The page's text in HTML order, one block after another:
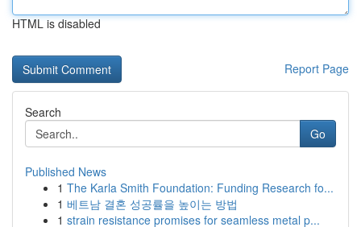
HTML is disabled
Report Page
Search
Go
Published News
1 The Karla Smith Foundation: Funding Research fo...
1 베트남 결혼 성공률을 높이는 방법
1 strain resistance promises for seamless metal p...